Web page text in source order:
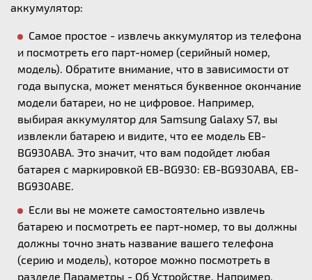
аккумулятор:
Самое простое - извлечь аккумулятор из телефона
и посмотреть его парт-номер (серийный номер,
модель). Обратите внимание, что в зависимости от
года выпуска, может меняться буквенное окончание
модели батареи, но не цифровое. Например,
выбирая аккумулятор для Samsung Galaxy S7, вы
извлекли батарею и видите, что ее модель EB-
BG930ABA. Это значит, что вам подойдет любая
батарея с маркировкой EB-BG930: EB-BG930ABA, EB-
BG930ABE.
Если вы не можете самостоятельно извлечь
батарею и посмотреть ее парт-номер, то вы должны
должны точно знать название вашего телефона
(серию и модель), которое можно посмотреть в
разделе Параметры - Об Устройстве. Например,